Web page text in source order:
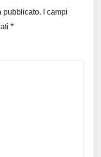
pubblicato.
I campi
*